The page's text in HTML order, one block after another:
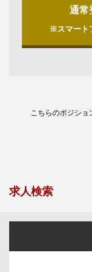
通常
※スマート
こちらのポジショ
求人検索